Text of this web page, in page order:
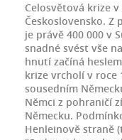
Celosvětová krize v
Československo. Z
je právě 400 000 v
snadné svést vše
hnutí začíná
krize vrcholí v roce
sousedním
Němci z pohraničí
Německu.
Henleinově straně